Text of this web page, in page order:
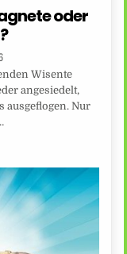
oder
Wisente
angesiedelt,
ausgeflogen. Nur